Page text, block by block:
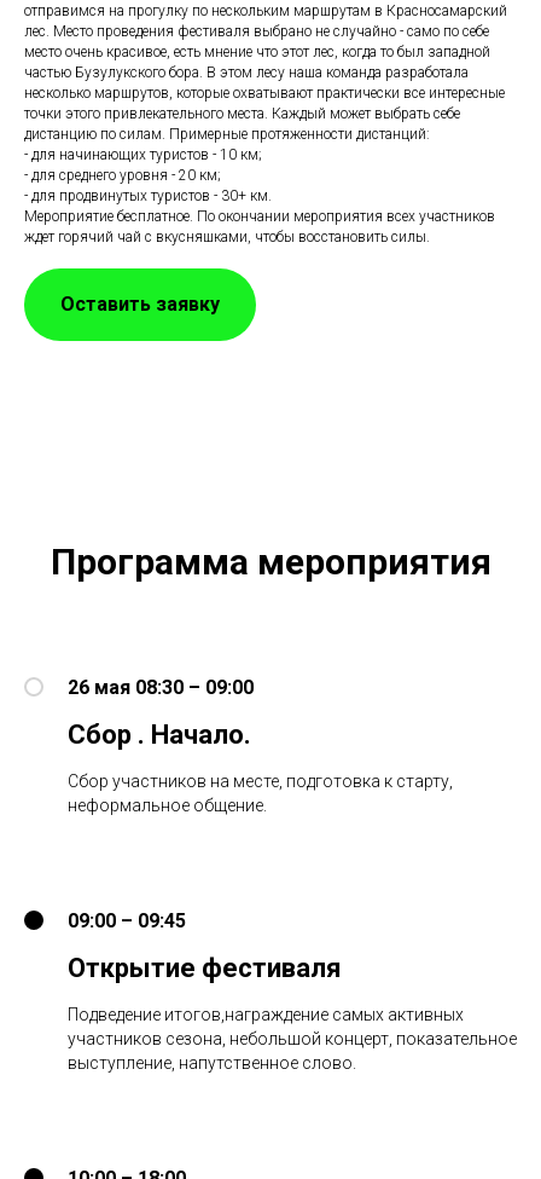
отправимся на прогулку по нескольким маршрутам в Красносамарский
лес. Место проведения фестиваля выбрано не случайно - само по себе
место очень красивое, есть мнение что этот лес, когда то был западной
частью Бузулукского бора. В этом лесу наша команда разработала
несколько маршрутов, которые охватывают практически все интересные
точки этого привлекательного места. Каждый может выбрать себе
дистанцию по силам. Примерные протяженности дистанций:
- для начинающих туристов - 10 км;
- для среднего уровня - 20 км;
- для продвинутых туристов - 30+ км.
Мероприятие бесплатное. По окончании мероприятия всех участников
ждет горячий чай с вкусняшками, чтобы восстановить силы.
Оставить заявку
Программа мероприятия
26 мая 08:30 – 09:00
Сбор . Начало.
Сбор участников на месте, подготовка к старту,
неформальное общение.
09:00 – 09:45
Открытие фестиваля
Подведение итогов,награждение самых активных
участников сезона, небольшой концерт, показательное
выступление, напутственное слово.